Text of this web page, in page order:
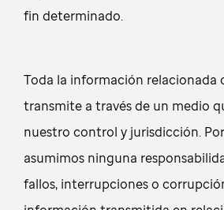
fin determinado.
Toda la información relacionada
transmite a través de un medio
nuestro control y jurisdicción.
asumimos ninguna
fallos, interrupciones o